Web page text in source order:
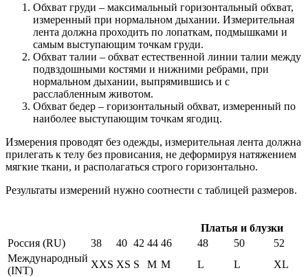
Обхват груди – максимальный горизонтальный обхват,
измеренный при нормальном дыхании. Измерительная
лента должна проходить по лопаткам, подмышками и
самым выступающим точкам груди.
Обхват талии – обхват естественной линии талии между
подвздошными костями и нижними ребрами, при
нормальном дыхании, выпрямившись и с
расслабленным животом.
Обхват бедер – горизонтальный обхват, измеренный по
наиболее выступающим точкам ягодиц.
Измерения проводят без одежды, измерительная лента должна
прилегать к телу без провисания, не деформируя натяжением
мягкие ткани, и располагаться строго горизонтально.
Результаты измерений нужно соотнести с таблицей размеров.
Платья и блузки
Россия (RU)
38 40 42 44 46 48 50
52
Международный
(INT)
XXS XS S M M L L XL